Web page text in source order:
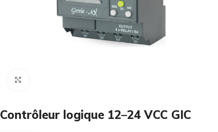
Contrôleur logique 12–24 VCC GIC